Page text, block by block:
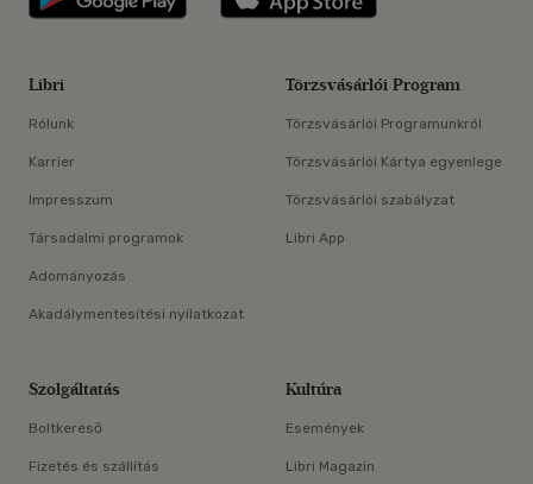
Libri
Rólunk
Karrier
Impresszum
Társadalmi programok
Adományozás
Akadálymentesítési nyilatkozat
Törzsvásárlói Program
Törzsvásárlói Programunkról
Törzsvásárlói Kártya egyenlege
Törzsvásárlói szabályzat
Libri App
Szolgáltatás
Boltkereső
Fizetés és szállítás
Kultúra
Események
Libri Magazin